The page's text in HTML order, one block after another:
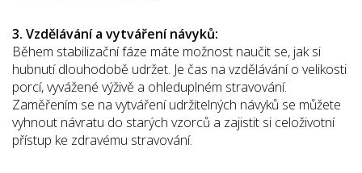
3. Vzdělávání a vytváření návyků:
Během stabilizační fáze máte možnost naučit se, jak si
hubnutí dlouhodobě udržet. Je čas na vzdělávání o velikosti
porcí, vyvážené výživě a ohleduplném stravování.
Zaměřením se na vytváření udržitelných návyků se můžete
vyhnout návratu do starých vzorců a zajistit si celoživotní
přístup ke zdravému stravování.